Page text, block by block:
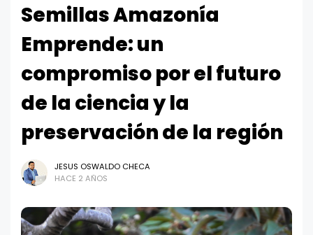
Semillas Amazonía
Emprende: un
compromiso por el futuro
de la ciencia y la
preservación de la región
JESUS OSWALDO CHECA
HACE 2 AÑOS